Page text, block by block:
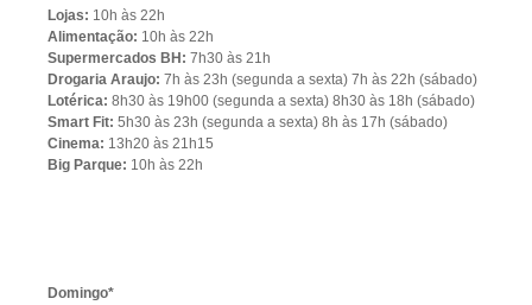
Lojas: 10h às 22h
Alimentação: 10h às 22h
Supermercados BH: 7h30 às 21h
Drogaria Araujo: 7h às 23h (segunda a sexta) 7h às 22h (sábado)
Lotérica: 8h30 às 19h00 (segunda a sexta) 8h30 às 18h (sábado)
Smart Fit: 5h30 às 23h (segunda a sexta) 8h às 17h (sábado) ​
Cinema: 13h20 às 21h15
Big Parque: 10h às 22h
Domingo*